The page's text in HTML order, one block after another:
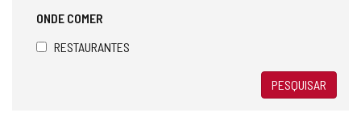
ONDE COMER
RESTAURANTES
PESQUISAR